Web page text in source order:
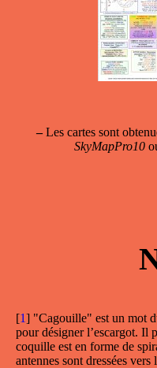
–Les cartes sont
SkyMapPro10
[1] "Cagouille" est un mot
pour désigner l’escargot. Il
coquille est en forme de
antennes sont dressées vers